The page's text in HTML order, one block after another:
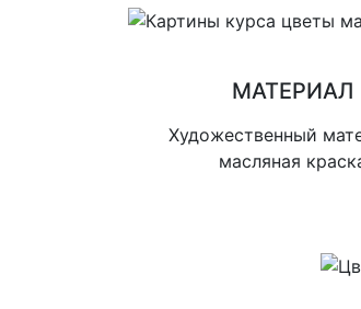
МАТЕРИАЛ
Художественный
масляная